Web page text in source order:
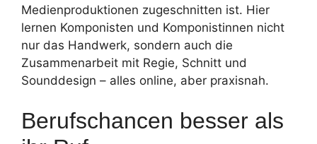
Medienproduktionen zugeschnitten ist. Hier
lernen Komponisten und Komponistinnen nicht
nur das Handwerk, sondern auch die
Zusammenarbeit mit Regie, Schnitt und
Sounddesign – alles online, aber praxisnah.
Berufschancen besser als